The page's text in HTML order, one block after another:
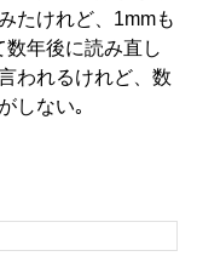
たけれど、1mmも
年後に読み直し
われるけれど、数
しない｡